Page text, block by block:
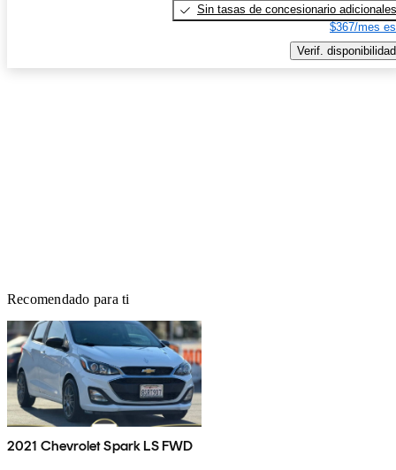
Sin tasas de concesionario adicionales
$367/mes
Verif. disponibilidad
Recomendado para ti
2021 Chevrolet Spark LS FWD